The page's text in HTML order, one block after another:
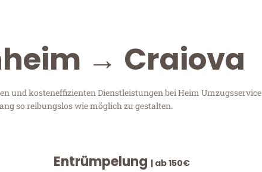
→ Craiova
und kosteneffizienten Dienstleistungen bei Heim Umzugsservice
so reibungslos wie möglich zu gestalten.
Entrümpelung | ab 150€